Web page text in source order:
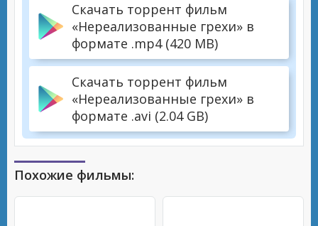
Скачать торрент фильм
«Нереализованные грехи» в
формате .mp4 (420 MB)
Скачать торрент фильм
«Нереализованные грехи» в
формате .avi (2.04 GB)
Похожие фильмы: